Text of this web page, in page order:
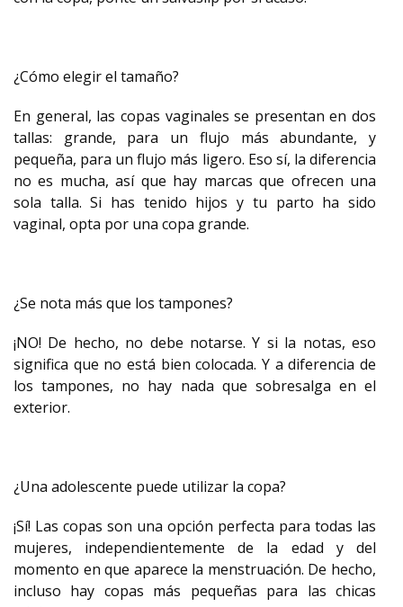
¿Cómo elegir el tamaño?
En general, las copas vaginales se presentan en dos
tallas: grande, para un flujo más abundante, y
pequeña, para un flujo más ligero. Eso sí, la diferencia
no es mucha, así que hay marcas que ofrecen una
sola talla. Si has tenido hijos y tu parto ha sido
vaginal, opta por una copa grande.
¿Se nota más que los tampones?
¡NO! De hecho, no debe notarse. Y si la notas, eso
significa que no está bien colocada. Y a diferencia de
los tampones, no hay nada que sobresalga en el
exterior.
¿Una adolescente puede utilizar la copa?
¡Sí! Las copas son una opción perfecta para todas las
mujeres, independientemente de la edad y del
momento en que aparece la menstruación. De hecho,
incluso hay copas más pequeñas para las chicas